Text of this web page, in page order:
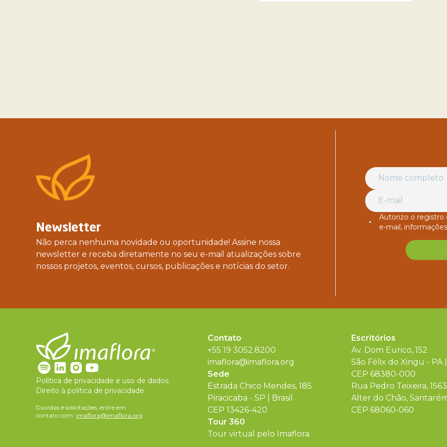
Newsletter
Não perca nenhuma novidade ou oportunidade! Assine nossa
newsletter e receba diretamente no seu e-mail atualizações sobre
nossos projetos, eventos, cursos, publicações e notícias do setor.
Autorizo o registro
e-mail,
Política de privacidade e uso de dados
Direito à política de privacidade
Dúvidas e solicitações, entre em
contato com: imaflora@imaflora.org
Contato
+55 19 3052.8200
imaflora@imaflora.org
Sede
Estrada Chico Mendes, 185
Piracicaba - SP | Brasil
CEP 13426-420
Tour 360
Tour virtual pelo Imaflora
Escritórios
Av. Dom Eurico, 152
São Félix do Xingu - PA |
CEP 68380-000
Rua Pedro Teixeira, 1563
Alter do Chão,
CEP 68060-060